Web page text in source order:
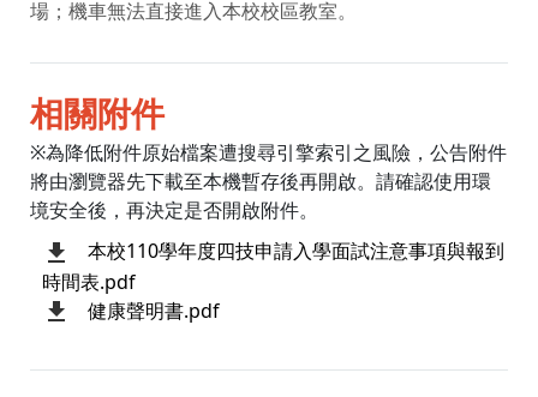
場；機車無法直接進入本校校區教室。
相關附件
※為降低附件原始檔案遭搜尋引擎索引之風險，公告附件
將由瀏覽器先下載至本機暫存後再開啟。請確認使用環
境安全後，再決定是否開啟附件。
本校110學年度四技申請入學面試注意事項與報到
時間表.pdf
健康聲明書.pdf